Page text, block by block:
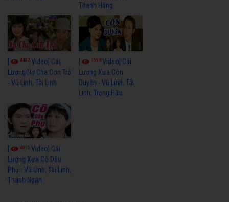
Thanh Hằng
[ 4432 Video] Cải
Lương Nợ Cha Con Trả
- Vũ Linh, Tài Linh
[ 3599Video] Cải
Lương Xưa Còn
Duyên - Vũ Linh, Tài
Linh, Trọng Hữu
4015 Video] Cải
Lương Xưa Cô Dâu
Phụ - Vũ Linh, Tài Linh,
Thanh Ngân